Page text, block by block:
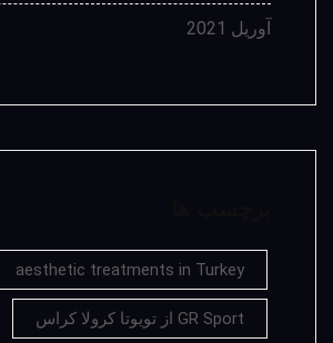
آوریل 2021
aesthetic treatments in Turkey
GR Sport از تویوتا کرولا کراس